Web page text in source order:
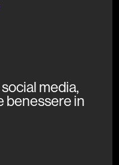
media,
benessere in